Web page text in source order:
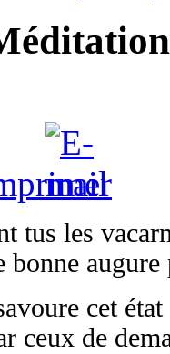
tus les
bonne
cet
ceux de